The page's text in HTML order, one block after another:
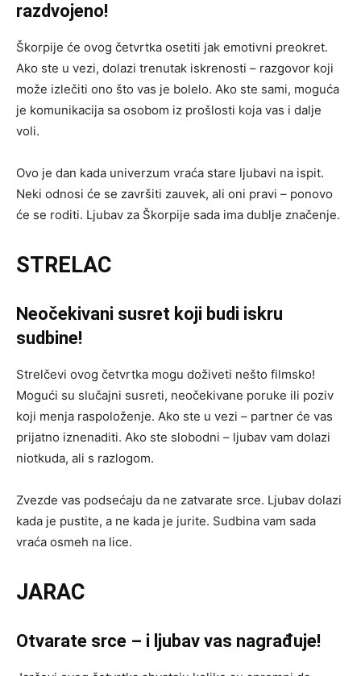
razdvojeno!
Škorpije će ovog četvrtka osetiti jak emotivni preokret.
Ako ste u vezi, dolazi trenutak iskrenosti – razgovor koji
može izlečiti ono što vas je bolelo. Ako ste sami, moguća
je komunikacija sa osobom iz prošlosti koja vas i dalje
voli.
Ovo je dan kada univerzum vraća stare ljubavi na ispit.
Neki odnosi će se završiti zauvek, ali oni pravi – ponovo
će se roditi. Ljubav za Škorpije sada ima dublje značenje.
STRELAC
Neočekivani susret koji budi iskru
sudbine!
Strelčevi ovog četvrtka mogu doživeti nešto filmsko!
Mogući su slučajni susreti, neočekivane poruke ili poziv
koji menja raspoloženje. Ako ste u vezi – partner će vas
prijatno iznenaditi. Ako ste slobodni – ljubav vam dolazi
niotkuda, ali s razlogom.
Zvezde vas podsećaju da ne zatvarate srce. Ljubav dolazi
kada je pustite, a ne kada je jurite. Sudbina vam sada
vraća osmeh na lice.
JARAC
Otvarate srce – i ljubav vas nagrađuje!